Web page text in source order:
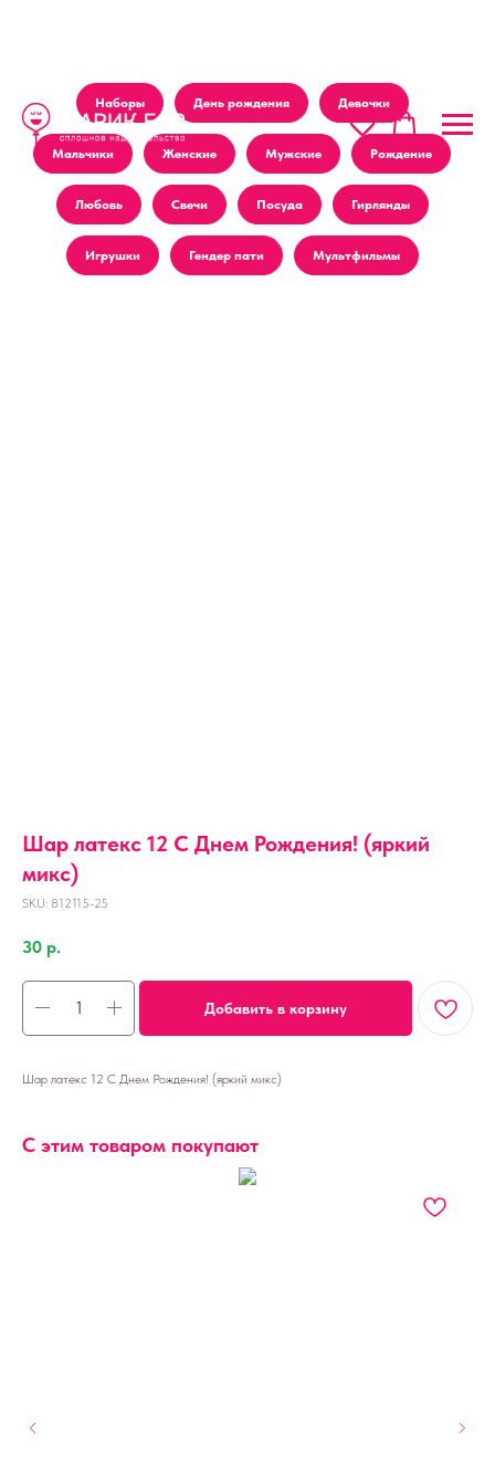
Наборы День рождения Девочки
Мальчики Женские Мужские Рождение
Любовь Свечи Посуда Гирлянды
Игрушки Гендер пати Мультфильмы
Шар латекс 12 С Днем Рождения! (яркий
микс)
SKU: 812115-25
30 р.
Добавить в корзину
Шар латекс 12 С Днем Рождения! (яркий микс)
С этим товаром покупают